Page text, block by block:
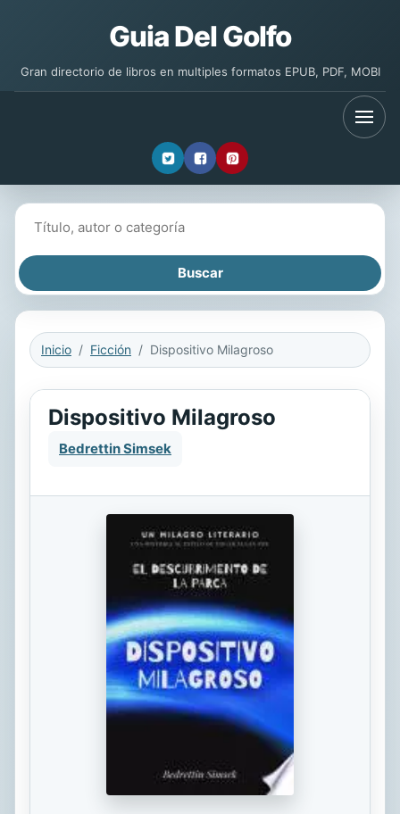
Guia Del Golfo
Gran directorio de libros en multiples formatos EPUB, PDF, MOBI
Inicio Ficción Dispositivo Milagroso
Dispositivo Milagroso
Bedrettin Simsek